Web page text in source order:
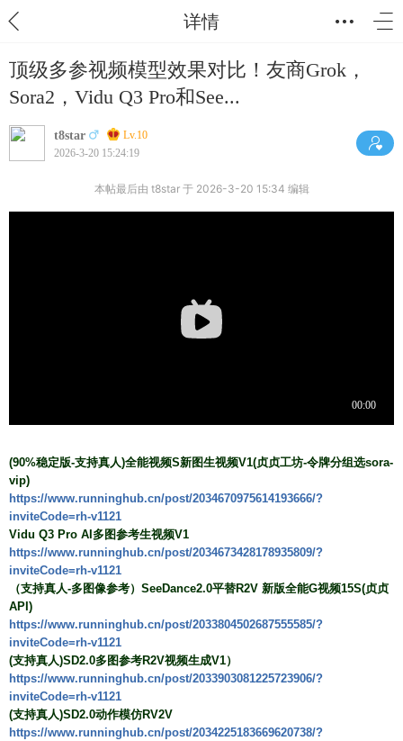
详情
顶级多参视频模型效果对比！友商Grok，
Sora2，Vidu Q3 Pro和See...
t8star
Lv.10
2026-3-20 15:24:19
本帖最后由 t8star 于 2026-3-20 15:34 编辑
(90%稳定版-支持真人)全能视频S新图生视频V1(贞贞工坊-令牌分组选sora-
vip)
https://www.runninghub.cn/post/2034670975614193666/?
inviteCode=rh-v1121
Vidu Q3 Pro AI多图参考生视频V1
https://www.runninghub.cn/post/2034673428178935809/?
inviteCode=rh-v1121
（支持真人-多图像参考）SeeDance2.0平替R2V 新版全能G视频15S(贞贞
API)
https://www.runninghub.cn/post/2033804502687555585/?
inviteCode=rh-v1121
(支持真人)SD2.0多图参考R2V视频生成V1）
https://www.runninghub.cn/post/2033903081225723906/?
inviteCode=rh-v1121
(支持真人)SD2.0动作模仿RV2V
https://www.runninghub.cn/post/2034225183669620738/?